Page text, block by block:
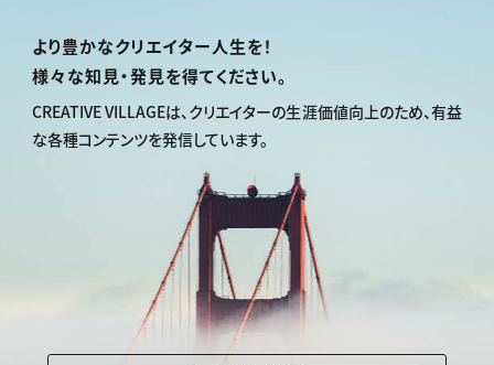
より豊かなクリエイター人生を！
様々な知見・発見を得てください。
CREATIVE VILLAGEは、クリエイターの生涯価値向上のため、有益
な各種コンテンツを発信しています。